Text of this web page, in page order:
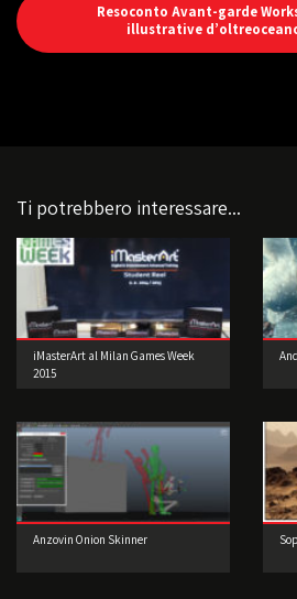
Resoconto Avant-garde
illustrative
Ti potrebbero interessare...
iMasterArt al Milan Games Week
2015
Anzovin Onion Skinner